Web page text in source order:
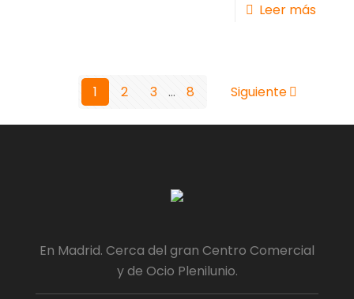
Leer más
1 2 3 ... 8 Siguiente
En Madrid. Cerca del gran Centro Comercial
y de Ocio Plenilunio.